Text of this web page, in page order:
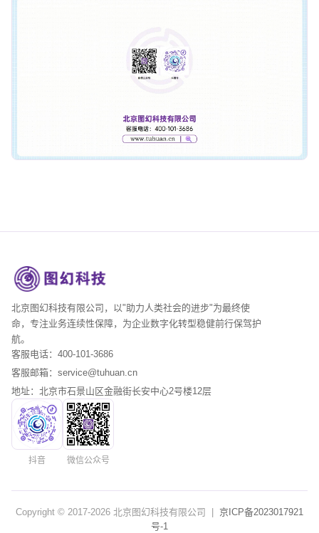
北京图幻科技有限公司，以"助力人类社会的进步"为最终使
命，专注业务连续性保障，为企业数字化转型稳健前行保驾护
航。
客服电话：400-101-3686
客服邮箱：service@tuhuan.cn
地址：北京市石景山区金融街长安中心2号楼12层
抖音 微信公众号
Copyright © 2017-2026 北京图幻科技有限公司 | 京ICP备2023017921
号-1